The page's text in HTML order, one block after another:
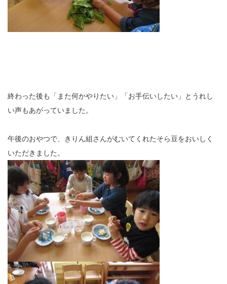
終わった後も「また何かやりたい」「お手伝いしたい」とうれし
い声もあがっていました。
午後のおやつで、きりん組さんがむいてくれたそら豆をおいしく
いただきました。